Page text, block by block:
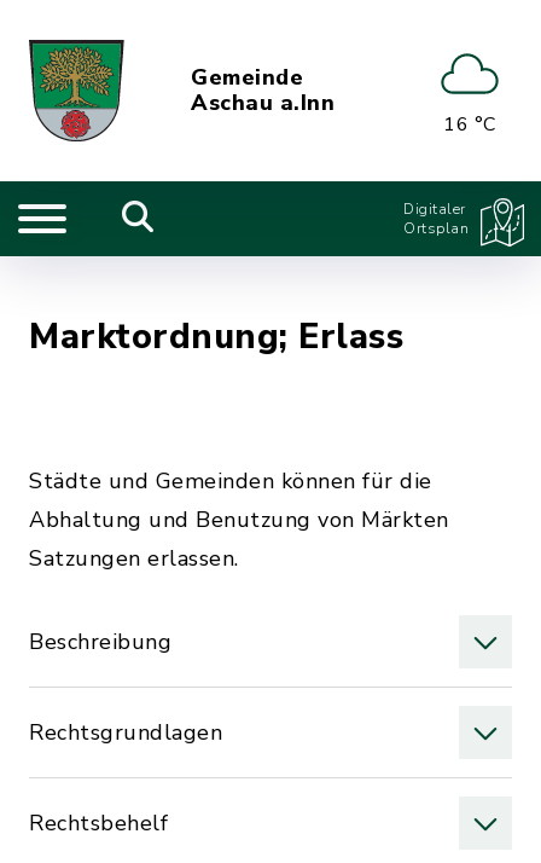
Gemeinde
Aschau a.Inn
16 °C
Digitaler
Ortsplan
Marktordnung; Erlass
Städte und Gemeinden können für die
Abhaltung und Benutzung von Märkten
Satzungen erlassen.
Beschreibung
Rechtsgrundlagen
Rechtsbehelf